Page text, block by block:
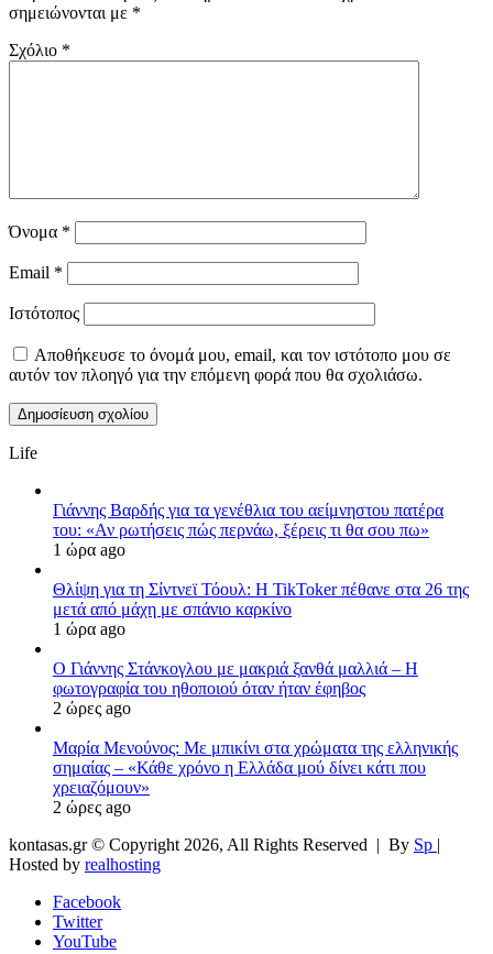
σημειώνονται με *
Σχόλιο *
Όνομα *
Email *
Ιστότοπος
Αποθήκευσε το όνομά μου, email, και τον ιστότοπο μου σε
αυτόν τον πλοηγό για την επόμενη φορά που θα σχολιάσω.
Life
Γιάννης Βαρδής για τα γενέθλια του αείμνηστου πατέρα
του: «Αν ρωτήσεις πώς περνάω, ξέρεις τι θα σου πω»
1 ώρα ago
Θλίψη για τη Σίντνεϊ Τόουλ: Η TikToker πέθανε στα 26 της
μετά από μάχη με σπάνιο καρκίνο
1 ώρα ago
Ο Γιάννης Στάνκογλου με μακριά ξανθά μαλλιά – Η
φωτογραφία του ηθοποιού όταν ήταν έφηβος
2 ώρες ago
Μαρία Μενούνος: Με μπικίνι στα χρώματα της ελληνικής
σημαίας – «Κάθε χρόνο η Ελλάδα μού δίνει κάτι που
χρειαζόμουν»
2 ώρες ago
kontasas.gr © Copyright 2026, All Rights Reserved | By Sp |
Hosted by realhosting
Facebook
Twitter
YouTube